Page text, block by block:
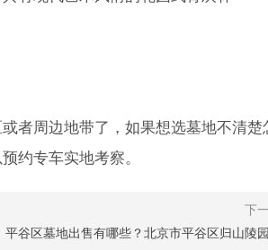
者周边地带了，如果想选墓地不清楚
约专车实地考察。
平谷区墓地出售有哪些？北京市平谷区归山陵